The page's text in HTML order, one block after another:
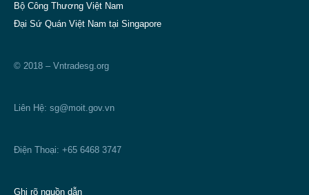
Bộ Công Thương Việt Nam
Đại Sứ Quán Việt Nam tại Singapore
© 2018 – Vntradesg.org
Liên Hệ: sg@moit.gov.vn
Điện Thoại: +65 6468 3747
Ghi rõ nguồn dẫn